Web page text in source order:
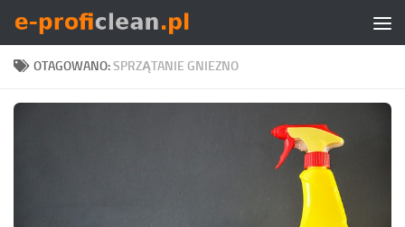
Skip to content
OTAGOWANO:SPRZĄTANIE GNIEZNO